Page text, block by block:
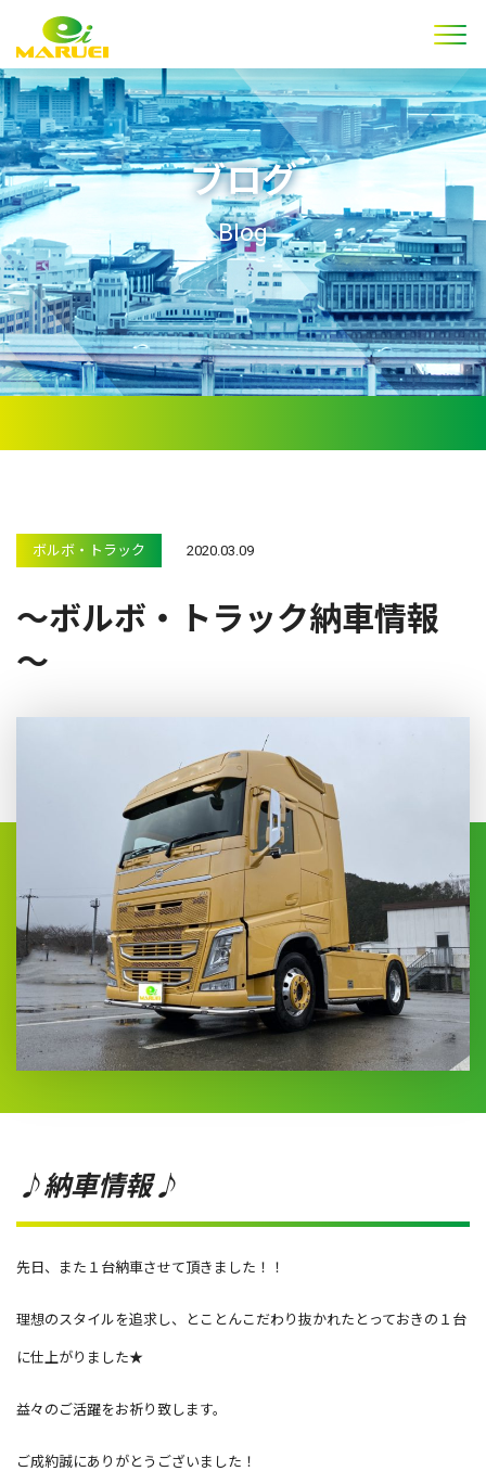
ブログ
Blog
ボルボ・トラック 2020.03.09
～ボルボ・トラック納車情報
～
♪納車情報♪
先日、また１台納車させて頂きました！！
理想のスタイルを追求し、とことんこだわり抜かれたとっておきの１台
に仕上がりました★
益々のご活躍をお祈り致します。
ご成約誠にありがとうございました！